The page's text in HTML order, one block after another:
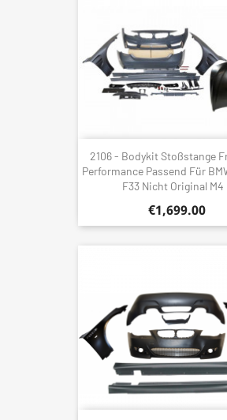
2106 - Bodykit Stoßstange
Performance Passend Für
F33 Nicht Original M4
€1,699.00